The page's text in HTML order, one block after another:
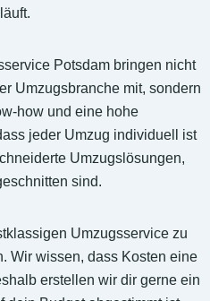
Potsdam bringen nicht
Umzugsbranche mit, sondern
how und eine hohe
jeder Umzug individuell ist
Umzugslösungen,
sind.
Umzugsservice zu
Wir wissen, dass Kosten eine
erstellen wir dir gerne ein